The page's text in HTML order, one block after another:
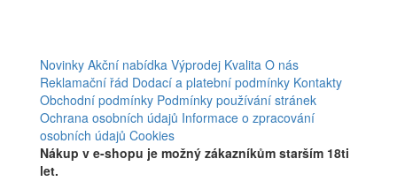
Novinky Akční nabídka Výprodej Kvalita O nás
Reklamační řád Dodací a platební podmínky Kontakty
Obchodní podmínky Podmínky používání stránek
Ochrana osobních údajů Informace o zpracování
osobních údajů Cookies
Nákup v e-shopu je možný zákazníkům starším 18ti
let.